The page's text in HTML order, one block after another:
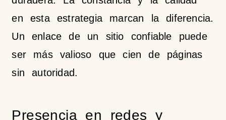
en esta estrategia marcan la diferencia.
Un enlace de un sitio confiable puede
ser más valioso que cien de páginas
sin autoridad.
Presencia en redes y